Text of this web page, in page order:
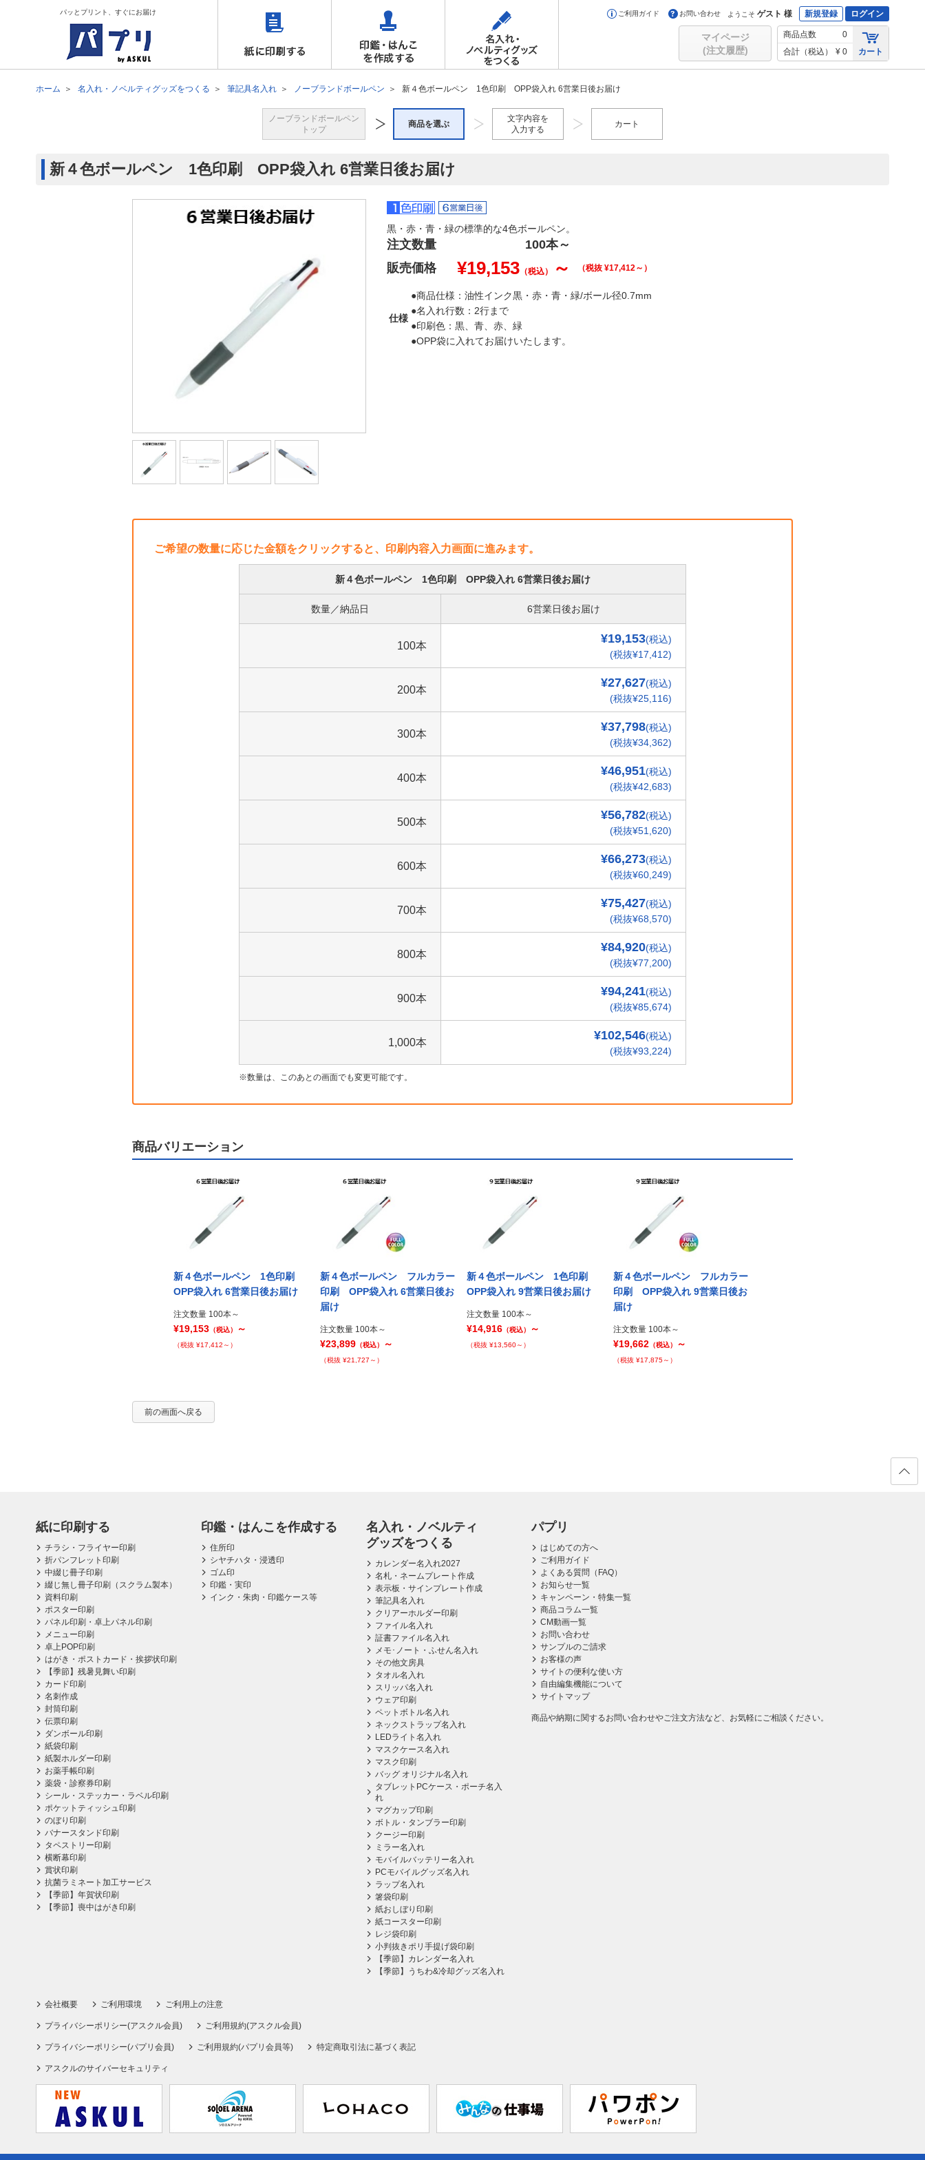
パッとプリント、すぐにお届け ご利用ガイド お問い合わせ ようこそ ゲスト 様 新規登録 ログイン
マイページ
(注文履歴)
商品点数
0
合計（税込）
¥ 0 カート
ホーム 名入れ・ノベルティグッズをつくる 筆記具名入れ ノーブランドボールペン 新４色ボールペン 1色印刷 OPP袋入れ 6営業日後お届け
ノーブランドボールペン
トップ
商品を選ぶ
文字内容を
入力する
カート
新４色ボールペン 1色印刷 OPP袋入れ 6営業日後お届け
黒・赤・青・緑の標準的な4色ボールペン。
注文数量 100本～
販売価格
¥19,153 （税込） ～ （税抜 ¥17,412～）
仕様
●商品仕様：油性インク黒・赤・青・緑/ボール径0.7mm
●名入れ行数：2行まで
●印刷色：黒、青、赤、緑
●OPP袋に入れてお届けいたします。
ご希望の数量に応じた金額をクリックすると、印刷内容入力画面に進みます。
新４色ボールペン 1色印刷 OPP袋入れ 6営業日後お届け
数量／納品日 6営業日後お届け
100本
¥19,153(税込)
(税抜¥17,412)
200本
¥27,627(税込)
(税抜¥25,116)
300本
¥37,798(税込)
(税抜¥34,362)
400本
¥46,951(税込)
(税抜¥42,683)
500本
¥56,782(税込)
(税抜¥51,620)
600本
¥66,273(税込)
(税抜¥60,249)
700本
¥75,427(税込)
(税抜¥68,570)
800本
¥84,920(税込)
(税抜¥77,200)
900本
¥94,241(税込)
(税抜¥85,674)
1,000本
¥102,546(税込)
(税抜¥93,224)
数量は、このあとの画面でも変更可能です。
商品バリエーション
新４色ボールペン 1色印刷
OPP袋入れ 6営業日後お届け
注文数量 100本～
¥19,153 （税込） ～
（税抜 ¥17,412～）
新４色ボールペン フルカラー
印刷 OPP袋入れ 6営業日後お
届け
注文数量 100本～
¥23,899 （税込） ～
（税抜 ¥21,727～）
新４色ボールペン 1色印刷
OPP袋入れ 9営業日後お届け
注文数量 100本～
¥14,916 （税込） ～
（税抜 ¥13,560～）
新４色ボールペン フルカラー
印刷 OPP袋入れ 9営業日後お
届け
注文数量 100本～
¥19,662 （税込） ～
（税抜 ¥17,875～）
前の画面へ戻る
紙に印刷する
チラシ・フライヤー印刷
折パンフレット印刷
中綴じ冊子印刷
綴じ無し冊子印刷（スクラム製本）
資料印刷
ポスター印刷
パネル印刷・卓上パネル印刷
メニュー印刷
卓上POP印刷
はがき・ポストカード・挨拶状印刷
【季節】残暑見舞い印刷
カード印刷
名刺作成
封筒印刷
伝票印刷
ダンボール印刷
紙袋印刷
紙製ホルダー印刷
お薬手帳印刷
薬袋・診察券印刷
シール・ステッカー・ラベル印刷
ポケットティッシュ印刷
のぼり印刷
バナースタンド印刷
タペストリー印刷
横断幕印刷
賞状印刷
抗菌ラミネート加工サービス
【季節】年賀状印刷
【季節】喪中はがき印刷
印鑑・はんこを作成する
住所印
シヤチハタ・浸透印
ゴム印
印鑑・実印
インク・朱肉・印鑑ケース等
名入れ・ノベルティ
グッズをつくる
カレンダー名入れ2027
名札・ネームプレート作成
表示板・サインプレート作成
筆記具名入れ
クリアーホルダー印刷
ファイル名入れ
証書ファイル名入れ
メモ･ノート・ふせん名入れ
その他文房具
タオル名入れ
スリッパ名入れ
ウェア印刷
ペットボトル名入れ
ネックストラップ名入れ
LEDライト名入れ
マスクケース名入れ
マスク印刷
バッグ オリジナル名入れ
タブレットPCケース・ポーチ名入
れ
マグカップ印刷
ボトル・タンブラー印刷
クージー印刷
ミラー名入れ
モバイルバッテリー名入れ
PCモバイルグッズ名入れ
ラップ名入れ
箸袋印刷
紙おしぼり印刷
紙コースター印刷
レジ袋印刷
小判抜きポリ手提げ袋印刷
【季節】カレンダー名入れ
【季節】うちわ&冷却グッズ名入れ
パプリ
はじめての方へ
ご利用ガイド
よくある質問（FAQ）
お知らせ一覧
キャンペーン・特集一覧
商品コラム一覧
CM動画一覧
お問い合わせ
サンプルのご請求
お客様の声
サイトの便利な使い方
自由編集機能について
サイトマップ
商品や納期に関するお問い合わせやご注文方法など、お気軽にご相談ください。
会社概要 ご利用環境 ご利用上の注意
プライバシーポリシー(アスクル会員) ご利用規約(アスクル会員)
プライバシーポリシー(パプリ会員) ご利用規約(パプリ会員等) 特定商取引法に基づく表記
アスクルのサイバーセキュリティ